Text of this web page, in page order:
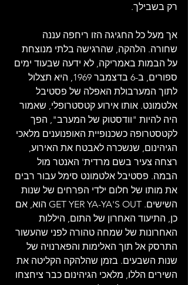
רק בשבילך.
אך מעל כל החגיגה הזו ריחפה עננה
שחורה. הלהקה, שהרגישה בלתי מנוצחת
על הבמות באמריקה, לא ידעה שבעוד ימים
ספורים, ב-6 בדצמבר 1969, היא תצלול
לתוך המערבולת האפלה של פסטיבל
אלטמונט. אותו אירוע קטסטרופלי, שאמור
היה להיות "וודסטוק של המערב", הפך
לקטסטרופה כשכנופיית האופנוענים מלאכי
הגיהינום, שנשכרה לאבטח את האירוע,
רצחה צעיר בשם מרדית' האנטר מול
הבמה. פסטיבל אלטמונט סימל עבור רבים
את מותו של חלום ילדי הפרחים של שנות
השישים. GET YER YA-YA'S OUT הוא, אם
כן, התיעוד האחרון של התום, היללות
האחרונות של שמחה טהורה לפני שהעשור
התרסק אל תוך האלימות והפארנויה של
שנות השבעים. בזמן שהלהקה הקליטה את
השירים הללו, מלאכי הגיהינום כבר ציחצחו